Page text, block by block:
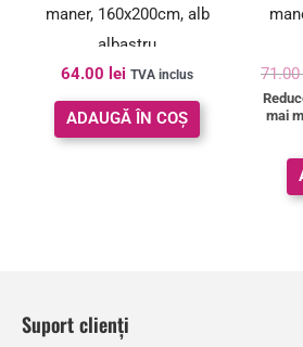
maner, 160x200cm, alb
albastru
64.00 lei TVA inclus
ADAUGĂ ÎN COȘ
71.00
mai
Suport clienți